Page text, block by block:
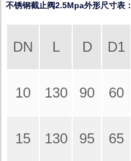
不锈钢截止阀2.5Mpa外形尺寸表：
DN L D D1
10 130 90 60
15 130 95 65